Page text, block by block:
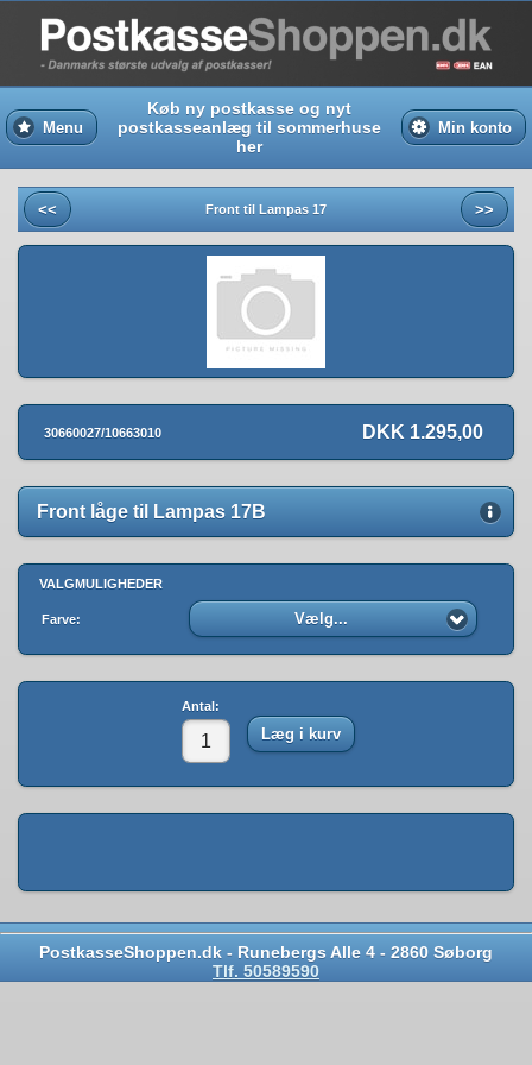
Menu
Køb ny postkasse og nyt
postkasseanlæg til sommerhuse
her
Min konto
<< Front til Lampas 17 >>
30660027/10663010 DKK 1.295,00
Front låge til Lampas 17B
VALGMULIGHEDER
Farve: Vælg...
Antal:
Læg i kurv
PostkasseShoppen.dk - Runebergs Alle 4 - 2860 Søborg
Tlf. 50589590